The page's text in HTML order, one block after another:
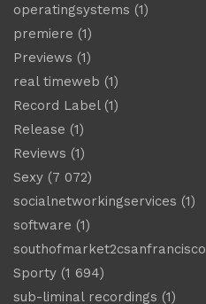
operatingsystems (1)
premiere (1)
Previews (1)
real timeweb (1)
Record Label (1)
Release (1)
Reviews (1)
Sexy (7 072)
socialnetworkingservices (1)
software (1)
southofmarket2csanfrancisco
Sporty (1 694)
sub-liminal recordings (1)